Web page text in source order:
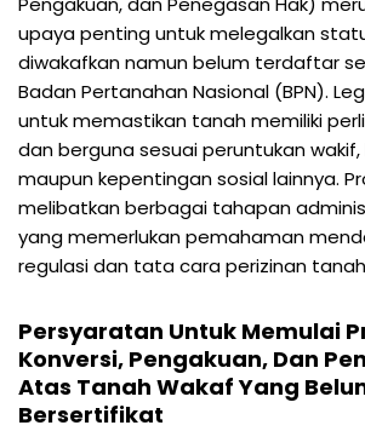
upaya penting untuk melegalkan
diwakafkan namun belum terdaftar
Badan Pertanahan Nasional (BPN).
untuk memastikan tanah memiliki
dan berguna sesuai peruntukan
maupun kepentingan sosial lainnya.
melibatkan berbagai tahapan
yang memerlukan pemahaman
regulasi dan tata cara perizinan
Persyaratan Untuk Memulai
Konversi, Pengakuan, Dan
Atas Tanah Wakaf Yang
Bersertifikat